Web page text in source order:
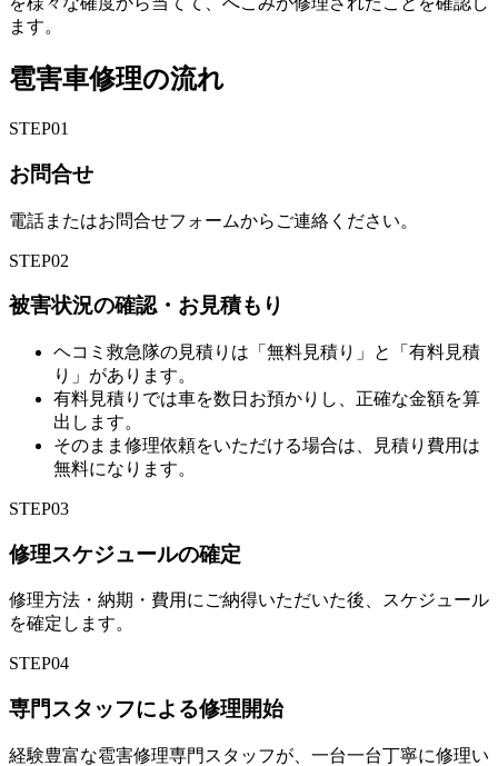
ます。
雹害車修理の流れ
STEP01
お問合せ
電話またはお問合せフォームからご連絡ください。
STEP02
被害状況の確認・お見積もり
ヘコミ救急隊の見積りは「無料見積り」と「有料見積
り」があります。
有料見積りでは車を数日お預かりし、正確な金額を算
出します。
そのまま修理依頼をいただける場合は、見積り費用は
無料になります。
STEP03
修理スケジュールの確定
修理方法・納期・費用にご納得いただいた後、スケジュール
を確定します。
STEP04
専門スタッフによる修理開始
経験豊富な雹害修理専門スタッフが、一台一台丁寧に修理い